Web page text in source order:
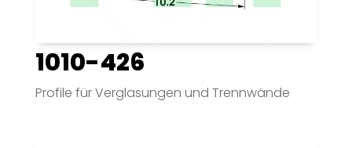
1010-426
Profile für Verglasungen und Trennwände